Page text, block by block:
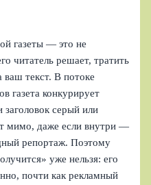
газеты — это не
читатель решает, тратить
текст. В потоке
газета конкурирует
заголовок серый или
мимо, даже если внутри —
репортаж. Поэтому
уже нельзя: его
почти как рекламный